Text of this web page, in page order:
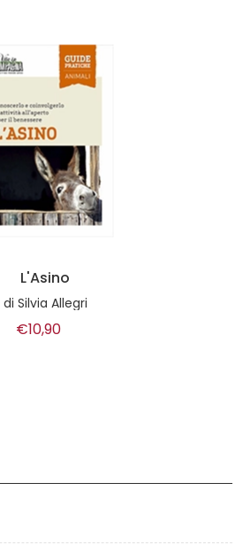
L'Asino
di Silvia Allegri
€10,90